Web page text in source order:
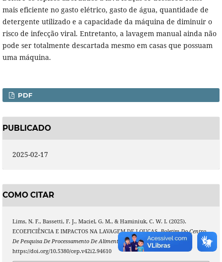
mais eficiente no gasto elétrico, gasto de água, quantidade de
detergente utilizado e a capacidade da máquina de diminuir o
risco de infecção viral. Entretanto, a lavagem manual ainda não
pode ser totalmente descartada mesmo em casas que possuam
uma máquina.
PDF
PUBLICADO
2025-02-17
COMO CITAR
Lims, N. F., Bassetti, F. J., Maciel, G. M., & Haminiuk, C. W. I. (2025).
ECOEFICIÊNCIA E IMPACTOS NA LAVAGEM DE LOUÇAS.Boletim Do Centro
De Pesquisa De Processamento De Alimentos,42(2).
https://doi.org/10.5380/cep.v42i2.94610